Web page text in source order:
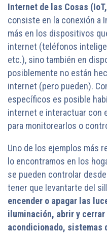
Internet de las Cosas
consiste en la conexión a
más en los dispositivos
internet (teléfonos
etc.), sino también en
posiblemente no están
internet (pero pueden).
específicos es posible
internet e interactuar con
para monitorearlos o
Uno de los ejemplos más
lo encontramos en los
se pueden controlar
tener que levantarte del
encender o apagar las
iluminación, abrir y
acondicionado, sistemas